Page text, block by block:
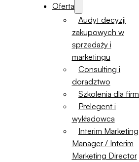
Oferta
Audyt decyzji
zakupowych w
sprzedaży i
marketingu
Consulting i
doradztwo
Szkolenia dla firm
Prelegent i
wykładowca
Interim Marketing
Manager / Interim
Marketing Director